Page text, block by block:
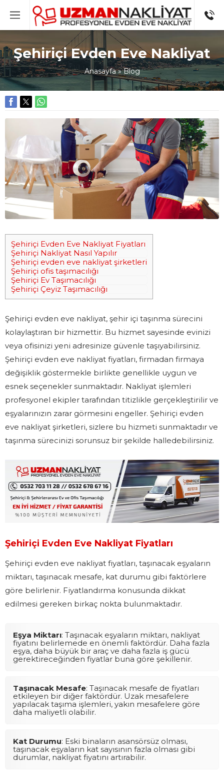
Şehiriçi Evden Eve Nakliyat
Anasayfa»Blog
Şehiriçi Evden Eve Nakliyat Fiyatları
Şehiriçi Nakliyat Nasıl Yapılır
Şehiriçi evden eve nakliyat şirketleri
Şehiriçi ofis taşımacılığı
Şehiriçi Ev Taşımacılığı
Şehiriçi Çeyiz Taşımacılığı
Şehiriçi evden eve nakliyat, şehir içi taşınma sürecini
kolaylaştıran bir hizmettir. Bu hizmet sayesinde evinizi
veya ofisinizi yeni adresinize güvenle taşıyabilirsiniz.
Şehiriçi evden eve nakliyat fiyatları, firmadan firmaya
değişiklik göstermekle birlikte genellikle uygun ve
esnek seçenekler sunmaktadır. Nakliyat işlemleri
profesyonel ekipler tarafından titizlikle gerçekleştirilir ve
eşyalarınızın zarar görmesini engeller. Şehiriçi evden
eve nakliyat şirketleri, sizlere bu hizmeti sunmaktadır ve
taşınma sürecinizi sorunsuz bir şekilde halledebilirsiniz.
Şehiriçi Evden Eve Nakliyat Fiyatları
Şehiriçi evden eve nakliyat fiyatları, taşınacak eşyaların
miktarı, taşınacak mesafe, kat durumu gibi faktörlere
göre belirlenir. Fiyatlandırma konusunda dikkat
edilmesi gereken birkaç nokta bulunmaktadır.
Eşya Miktarı: Taşınacak eşyaların miktarı, nakliyat
fiyatını belirlemede en önemli faktördür. Daha fazla
eşya, daha büyük bir araç ve daha fazla iş gücü
gerektireceğinden fiyatlar buna göre şekillenir.
Taşınacak Mesafe: Taşınacak mesafe de fiyatları
etkileyen bir diğer faktördür. Uzak mesafelere
yapılacak taşıma işlemleri, yakın mesafelere göre
daha maliyetli olabilir.
Kat Durumu: Eski binaların asansörsüz olması,
taşınacak eşyaların kat sayısının fazla olması gibi
durumlar, nakliyat fiyatını artırabilir.